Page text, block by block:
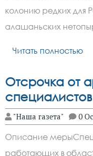
колонию редких для
алашаньских
Читать полностью
Отсрочка от
специалистов
"Наша газета" 0
Описание
работающих в